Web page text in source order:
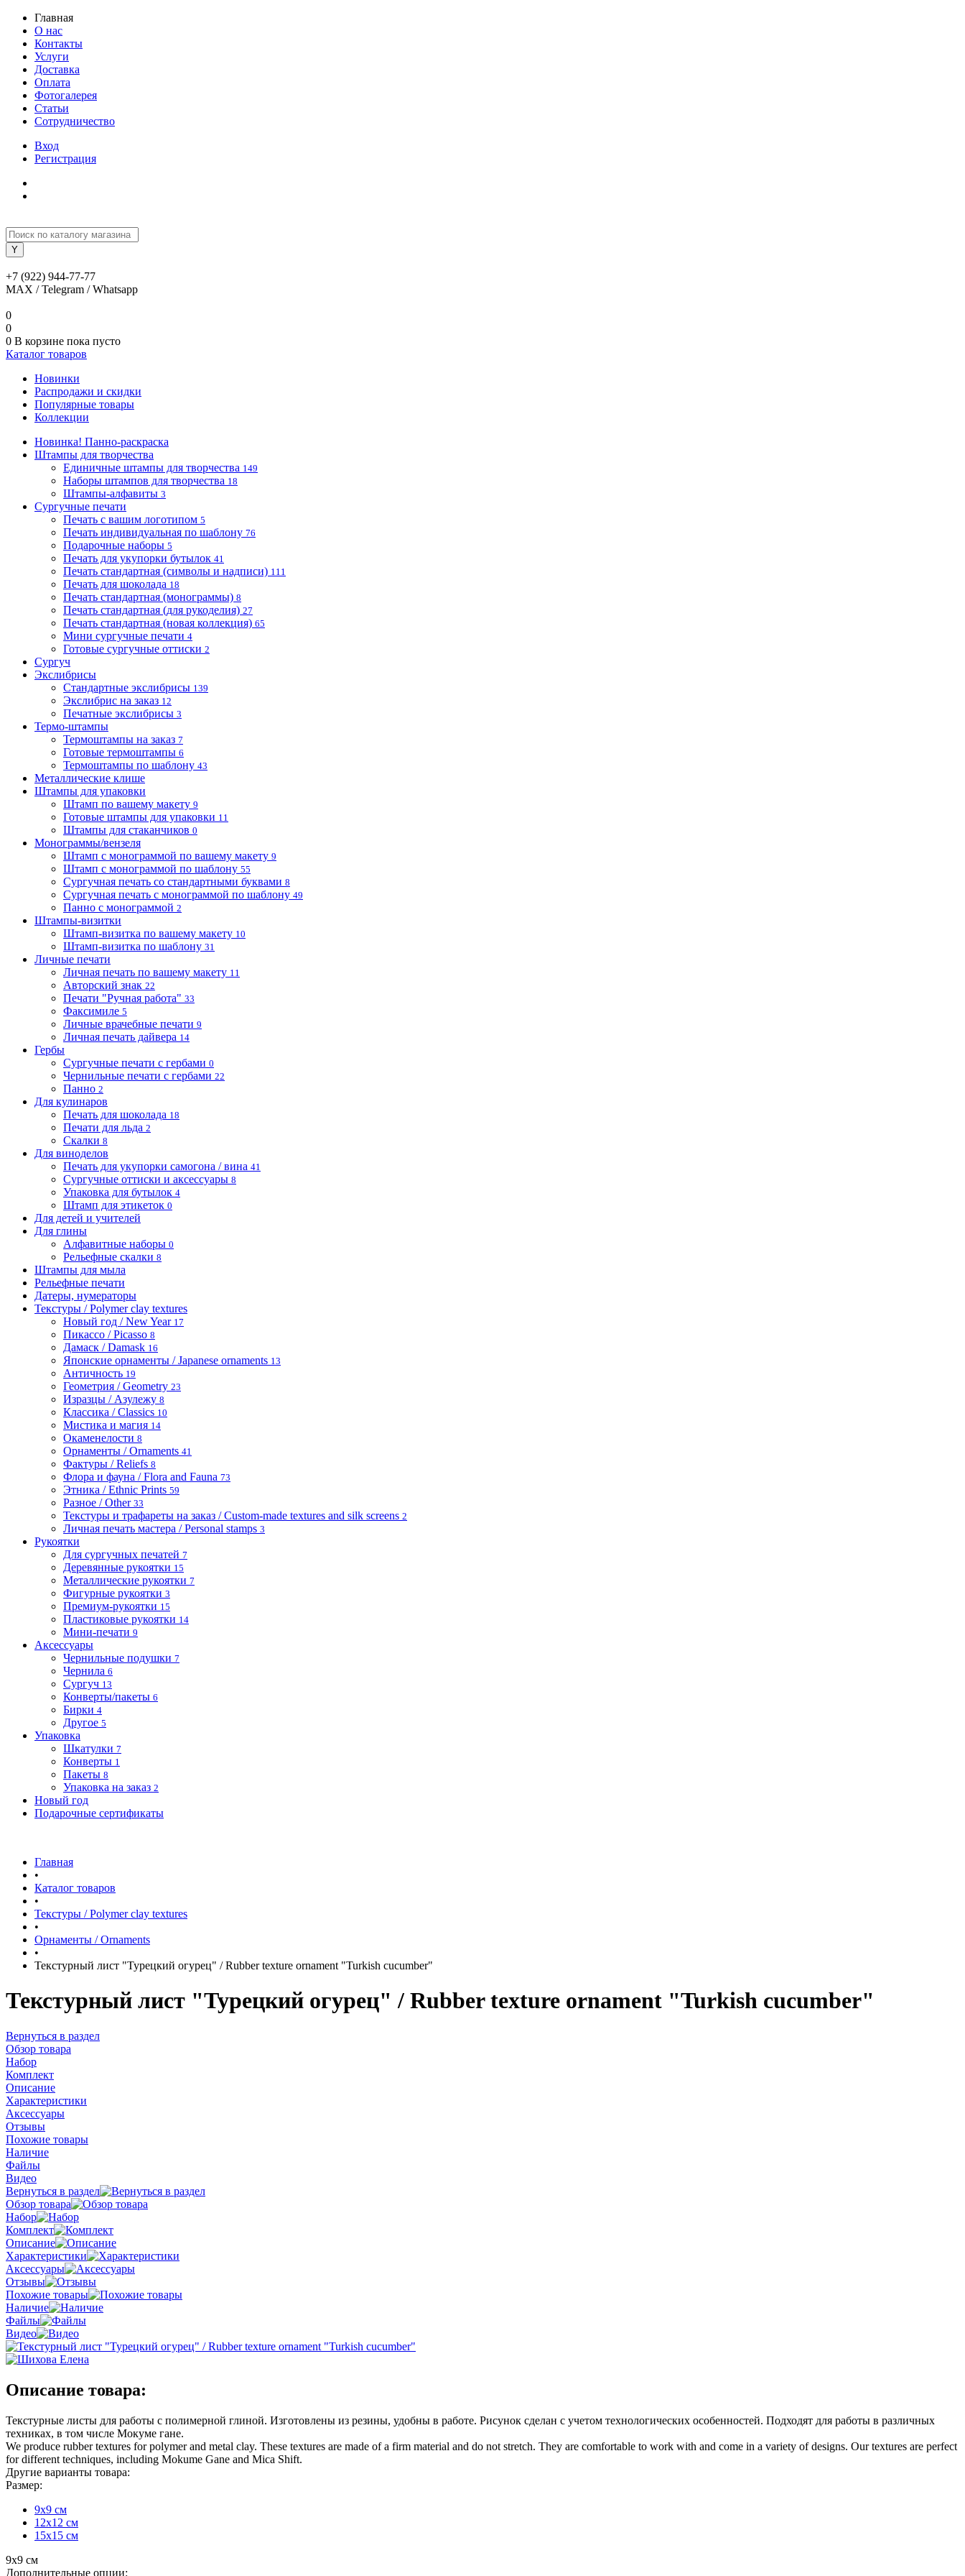
Главная
О нас
Контакты
Услуги
Доставка
Оплата
Фотогалерея
Статьи
Сотрудничество
Вход
Регистрация
+7 (922) 944-77-77
MAX / Telegram / Whatsapp
0
0
0 В корзине пока пусто
Каталог товаров
Новинки
Распродажи и скидки
Популярные товары
Коллекции
Новинка! Панно-раскраска
Штампы для творчества
Единичные штампы для творчества 149
Наборы штампов для творчества 18
Штампы-алфавиты 3
Сургучные печати
Печать с вашим логотипом 5
Печать индивидуальная по шаблону 76
Подарочные наборы 5
Печать для укупорки бутылок 41
Печать стандартная (символы и надписи) 111
Печать для шоколада 18
Печать стандартная (монограммы) 8
Печать стандартная (для рукоделия) 27
Печать стандартная (новая коллекция) 65
Мини сургучные печати 4
Готовые сургучные оттиски 2
Сургуч
Экслибрисы
Стандартные экслибрисы 139
Экслибрис на заказ 12
Печатные экслибрисы 3
Термо-штампы
Термоштампы на заказ 7
Готовые термоштампы 6
Термоштампы по шаблону 43
Металлические клише
Штампы для упаковки
Штамп по вашему макету 9
Готовые штампы для упаковки 11
Штампы для стаканчиков 0
Монограммы/вензеля
Штамп с монограммой по вашему макету 9
Штамп с монограммой по шаблону 55
Сургучная печать со стандартными буквами 8
Сургучная печать с монограммой по шаблону 49
Панно с монограммой 2
Штампы-визитки
Штамп-визитка по вашему макету 10
Штамп-визитка по шаблону 31
Личные печати
Личная печать по вашему макету 11
Авторский знак 22
Печати "Ручная работа" 33
Факсимиле 5
Личные врачебные печати 9
Личная печать дайвера 14
Гербы
Сургучные печати с гербами 0
Чернильные печати с гербами 22
Панно 2
Для кулинаров
Печать для шоколада 18
Печати для льда 2
Скалки 8
Для виноделов
Печать для укупорки самогона / вина 41
Сургучные оттиски и аксессуары 8
Упаковка для бутылок 4
Штамп для этикеток 0
Для детей и учителей
Для глины
Алфавитные наборы 0
Рельефные скалки 8
Штампы для мыла
Рельефные печати
Датеры, нумераторы
Текстуры / Polymer clay textures
Новый год / New Year 17
Пикассо / Picasso 8
Дамаск / Damask 16
Японские орнаменты / Japanese ornaments 13
Античность 19
Геометрия / Geometry 23
Изразцы / Азулежу 8
Классика / Classics 10
Мистика и магия 14
Окаменелости 8
Орнаменты / Ornaments 41
Фактуры / Reliefs 8
Флора и фауна / Flora and Fauna 73
Этника / Ethnic Prints 59
Разное / Other 33
Текстуры и трафареты на заказ / Custom-made textures and silk screens 2
Личная печать мастера / Personal stamps 3
Рукоятки
Для сургучных печатей 7
Деревянные рукоятки 15
Металлические рукоятки 7
Фигурные рукоятки 3
Премиум-рукоятки 15
Пластиковые рукоятки 14
Мини-печати 9
Аксессуары
Чернильные подушки 7
Чернила 6
Сургуч 13
Конверты/пакеты 6
Бирки 4
Другое 5
Упаковка
Шкатулки 7
Конверты 1
Пакеты 8
Упаковка на заказ 2
Новый год
Подарочные сертификаты
Главная
•
Каталог товаров
•
Текстуры / Polymer clay textures
•
Орнаменты / Ornaments
•
Текстурный лист "Турецкий огурец" / Rubber texture ornament "Turkish cucumber"
Текстурный лист "Турецкий огурец" / Rubber texture ornament "Turkish cucumber"
Вернуться в раздел
Обзор товара
Набор
Комплект
Описание
Характеристики
Аксессуары
Отзывы
Похожие товары
Наличие
Файлы
Видео
Вернуться в раздел
Обзор товара
Набор
Комплект
Описание
Характеристики
Аксессуары
Отзывы
Похожие товары
Наличие
Файлы
Видео
Описание товара:
Текстурные листы для работы с полимерной глиной. Изготовлены из резины, удобны в работе. Рисунок сделан с учетом технологических особенностей. Подходят для работы в различных
техниках, в том числе Мокуме гане.
We produce rubber textures for polymer and metal clay. These textures are made of a firm material and do not stretch. They are comfortable to work with and come in a variety of designs. Our textures are perfect
for different techniques, including Mokume Gane and Mica Shift.
Другие варианты товара:
Размер:
9х9 см
12х12 см
15х15 см
9х9 см
Дополнительные опции: